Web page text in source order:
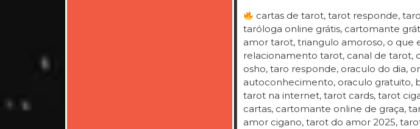
cartas de tarot, tarot responde,
taróloga online grátis, cartomante
amor tarot, triangulo amoroso, o que
relacionamento tarot, canal de tarot,
osho, taro responde, oraculo do dia,
autoconhecimento, oraculo gratuito,
tarot na internet, tarot cards, tarot
cartas, cartomante online de graça,
amor cigano, tarot do amor 2025,